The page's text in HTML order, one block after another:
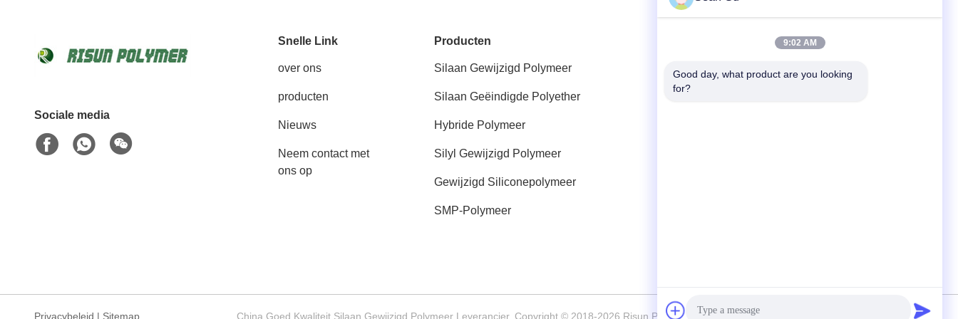
Sociale media
Snelle Link
over ons
producten
Nieuws
Neem contact met
ons op
Producten
Silaan Gewijzigd Polymeer
Silaan Geëindigde Polyether
Hybride Polymeer
Silyl Gewijzigd Polymeer
Gewijzigd Siliconepolymeer
SMP-Polymeer
Tel
Privacybeleid | Sitemap China Goed Kwaliteit Silaan Gewijzigd Polymeer Leverancier. Copyright © 2018-2026 Risun Polymer China Co.,Ltd Allemaal. Alle rechten voorbehouden.
9:02 AM
Good day, what product are you looking
for?